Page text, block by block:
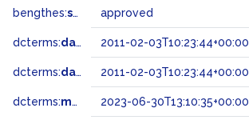
bengthes:status approved
dcterms:dateAccepted 2011-02-03T10:23:44+00:00
dcterms:dateSubmitted 2011-02-03T10:23:44+00:00
dcterms:modified 2023-06-30T13:10:35+00:00